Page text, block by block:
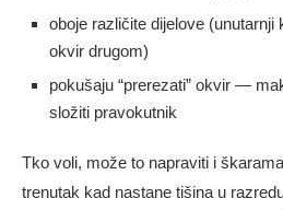
oboje različite dijelove (unutarnji
okvir drugom)
pokušaju “prerezati” okvir —
složiti pravokutnik
Tko voli, može to napraviti i
trenutak kad nastane tišina u